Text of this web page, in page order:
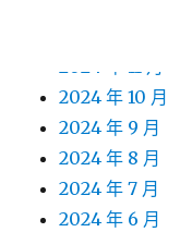
2024 年 11 月
2024 年 10 月
2024 年 9 月
2024 年 8 月
2024 年 7 月
2024 年 6 月